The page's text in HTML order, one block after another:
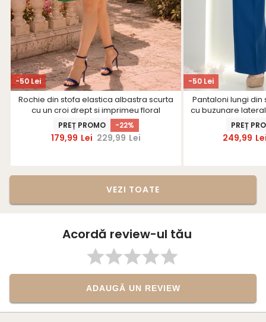
-50 Lei
Rochie din stofa elastica albastra scurta
cu un croi drept si imprimeu floral
PREȚ PROMO -22%
179,99 Lei 229,99 Lei
-50 Lei
Pantaloni lungi
cu buzunare
-
PREȚ
249,99
VEZI TOATE
Acordă review-ul tău
ADAUGĂ UN REVIEW